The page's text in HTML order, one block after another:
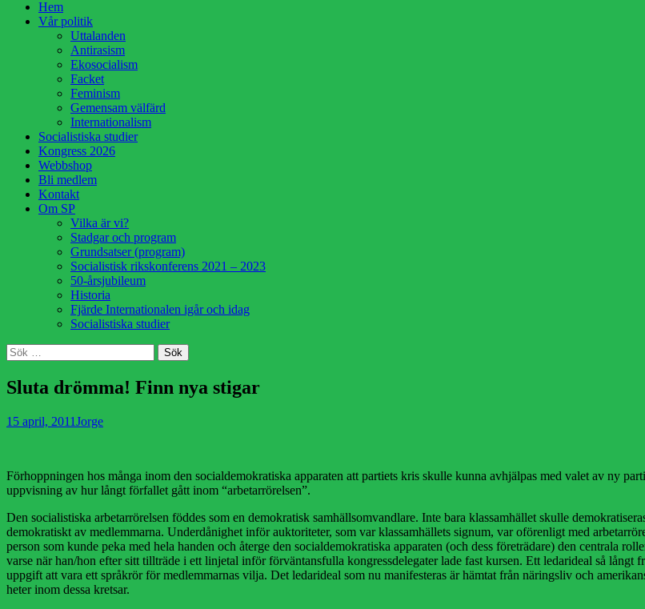
HoppaHem
Vår politik
Uttalanden
Antirasism
Ekosocialism
Facket
Feminism
Gemensam välfärd
Internationalism
Socialistiska studier
Kongress 2026
Webbshop
Bli medlem
Kontakt
Om SP
Vilka är vi?
Stadgar och program
Grundsatser (program)
Socialistisk rikskonferens 2021 – 2023
50-årsjubileum
Historia
Fjärde Internationalen igår och idag
Socialistiska studier
Sök
Sök
efter:
Sluta drömma! Finn nya stigar
Publicerad
15 april, 2011 Författare
Jorge
Förhoppningen hos många inom den socialdemokratiska apparaten att partiets kris skulle kunna avhjälpas med valet av ny
uppvisning av hur långt förfallet gått inom “arbetarrörelsen”.
Den socialistiska arbetarrörelsen föddes som en demokratisk samhällsomvandlare. Inte bara klassamhället skulle
demokratiskt av medlemmarna. Underdånighet inför auktoriteter, som var klassamhällets signum, var oförenligt med
person som kunde peka med hela handen och återge den socialdemokratiska apparaten (och dess företrädare) den centrala
varse när han/hon efter sitt tillträde i ett linjetal inför förväntansfulla kongressdelegater lade fast kursen. Ett ledarideal så långt
uppgift att vara ett språkrör för medlemmarnas vilja. Det ledarideal som nu manifesteras är hämtat från näringsliv och
heter inom dessa kretsar.